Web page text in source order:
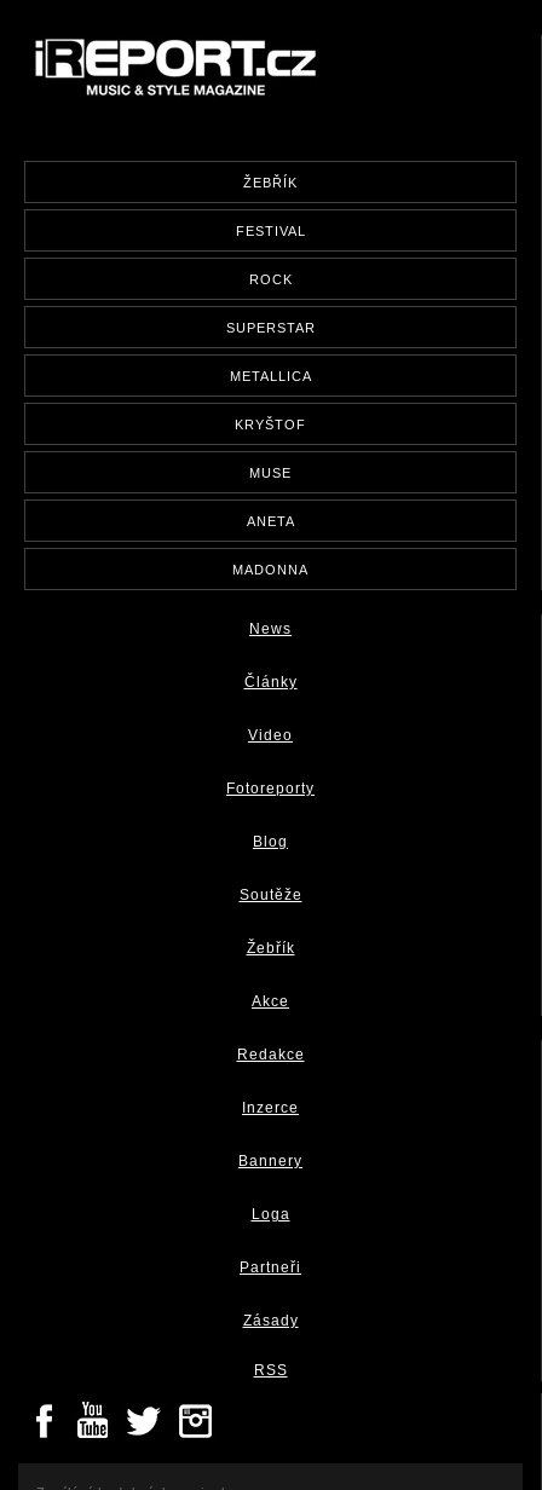
ŽEBŘÍK
FESTIVAL
ROCK
SUPERSTAR
METALLICA
KRYŠTOF
MUSE
ANETA
MADONNA
News
Články
Video
Fotoreporty
Blog
Soutěže
Žebřík
Akce
Redakce
Inzerce
Bannery
Loga
Partneři
Zásady
RSS